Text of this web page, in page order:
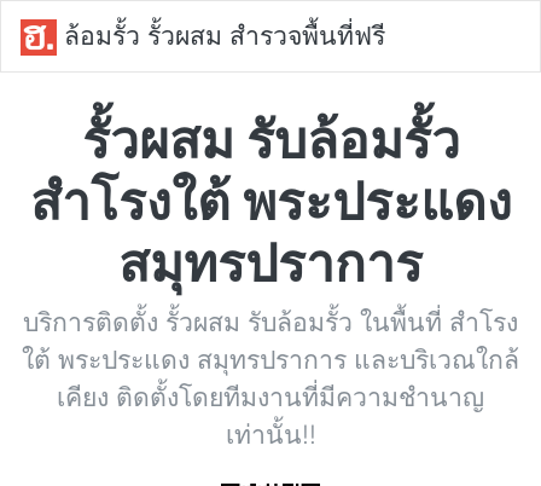
ล้อมรั้ว รั้วผสม สำรวจพื้นที่ฟรี
รั้วผสม รับล้อมรั้ว
สำโรงใต้ พระประแดง
สมุทรปราการ
บริการติดตั้ง รั้วผสม รับล้อมรั้ว ในพื้นที่ สำโรง
ใต้ พระประแดง สมุทรปราการ และบริเวณใกล้
เคียง ติดตั้งโดยทีมงานที่มีความชำนาญ
เท่านั้น!!